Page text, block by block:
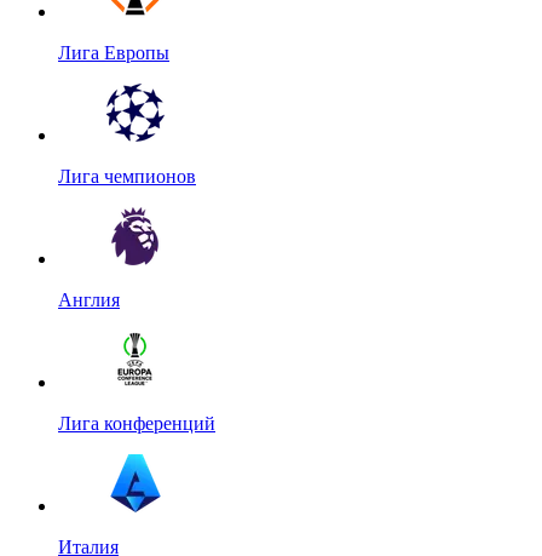
Лига Европы
Лига чемпионов
Англия
Лига конференций
Италия